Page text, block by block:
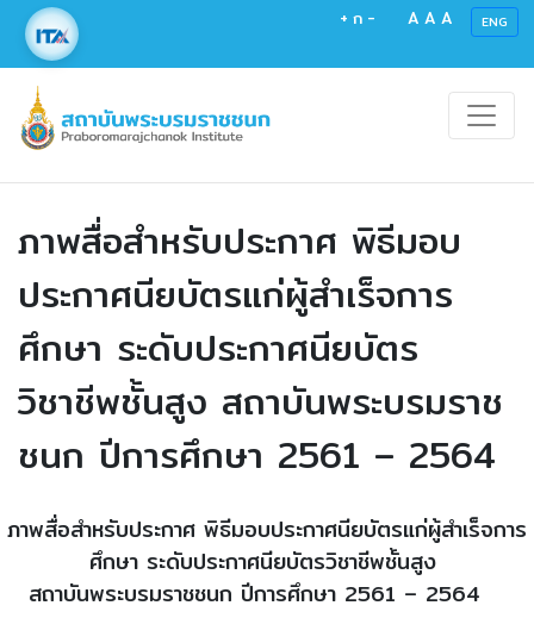
+ ก - A A A ENG
ภาพสื่อสำหรับประกาศ พิธีมอบ
ประกาศนียบัตรแก่ผู้สำเร็จการ
ศึกษา ระดับประกาศนียบัตร
วิชาชีพชั้นสูง สถาบันพระบรมราช
ชนก ปีการศึกษา 2561 – 2564
ภาพสื่อสำหรับประกาศ พิธีมอบประกาศนียบัตรแก่ผู้สำเร็จการ
ศึกษา ระดับประกาศนียบัตรวิชาชีพชั้นสูง
สถาบันพระบรมราชชนก ปีการศึกษา 2561 – 2564